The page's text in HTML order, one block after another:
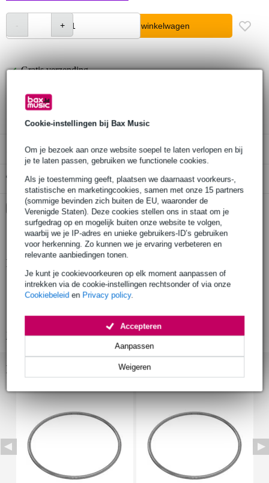
Cookie-instellingen bij Bax Music
Om je bezoek aan onze website soepel te laten verlopen en bij
je te laten passen, gebruiken we functionele cookies.
Als je toestemming geeft, plaatsen we daarnaast voorkeurs-,
statistische en marketingcookies, samen met onze 15 partners
(sommige bevinden zich buiten de EU, waaronder de
Verenigde Staten). Deze cookies stellen ons in staat om je
surfgedrag op en mogelijk buiten onze website te volgen,
waarbij we je IP-adres en unieke gebruikers-ID’s gebruiken
voor herkenning. Zo kunnen we je ervaring verbeteren en
relevante aanbiedingen tonen.
Je kunt je cookievoorkeuren op elk moment aanpassen of
intrekken via de cookie-instellingen rechtsonder of via onze
Cookiebeleid en Privacy policy.
Weigeren
Aanpassen
Accepteren
In winkelwagen
Gratis verzending
3 jaar Bax Music garantie
Alleen geschikt voor:
Gratis ophalen in de winkel
Kies nu voor 2 jaar extra Bax Music garantie en meer
voordelen
€ 5,90 eenmalig
Productinformatie
geproduceerd in Europa volgens strenge eisen
gefabriceerd door een fabrikant met meer dan 20 jaar ervaring
productie door gekwalificeerd personeel en geavanceerde lasrobots
Bekijk alle productspecificaties
Bekijk ook eens (10)